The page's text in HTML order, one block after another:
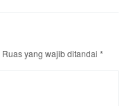
Ruas yang wajib ditandai *